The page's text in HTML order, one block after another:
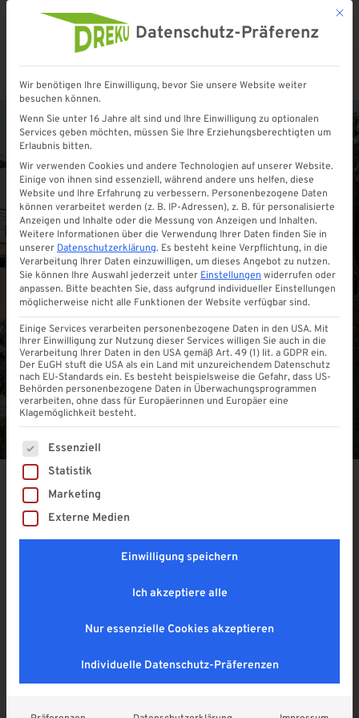
Startseite»Shop»LAMELLENDACH | ELEKTRISCH | FREISTEHEND
LAMELLENDACH | ELEKTRISCH
| FREISTEHEND
5.999,00€
Mit
Datenschutz-Präferenz
Wir benötigen Ihre Einwilligung, bevor Sie unsere Website weiter
besuchen können.
Wenn Sie unter 16 Jahre alt sind und Ihre Einwilligung zu optionalen
Services geben möchten, müssen Sie Ihre Erziehungsberechtigten um
Erlaubnis bitten.
Wir verwenden Cookies und andere Technologien auf unserer Website.
Einige von ihnen sind essenziell, während andere uns helfen, diese
Website und Ihre Erfahrung zu verbessern. Personenbezogene Daten
können verarbeitet werden (z. B. IP-Adressen), z. B. für personalisierte
Anzeigen und Inhalte oder die Messung von Anzeigen und Inhalten.
Weitere Informationen über die Verwendung Ihrer Daten finden Sie in
unserer Datenschutzerklärung. Es besteht keine Verpflichtung, in die
Verarbeitung Ihrer Daten einzuwilligen, um dieses Angebot zu nutzen.
Sie können Ihre Auswahl jederzeit unter Einstellungen widerrufen oder
anpassen. Bitte beachten Sie, dass aufgrund individueller Einstellungen
möglicherweise nicht alle Funktionen der Website verfügbar sind.
Einige Services verarbeiten personenbezogene Daten in den USA. Mit
Ihrer Einwilligung zur Nutzung dieser Services willigen Sie auch in die
Verarbeitung Ihrer Daten in den USA gemäß Art. 49 (1) lit. a GDPR ein.
Der EuGH stuft die USA als ein Land mit unzureichendem Datenschutz
nach EU-Standards ein. Es besteht beispielsweise die Gefahr, dass US-
Behörden personenbezogene Daten in Überwachungsprogrammen
verarbeiten, ohne dass für Europäerinnen und Europäer eine
Klagemöglichkeit besteht.
Es folgt eine Liste der Service-Gruppen, für die eine
Essenziell
Statistik
Marketing
Externe Medien
Einwilligung speichern
Ich akzeptiere alle
Nur essenzielle Cookies akzeptieren
Individuelle Datenschutz-Präferenzen